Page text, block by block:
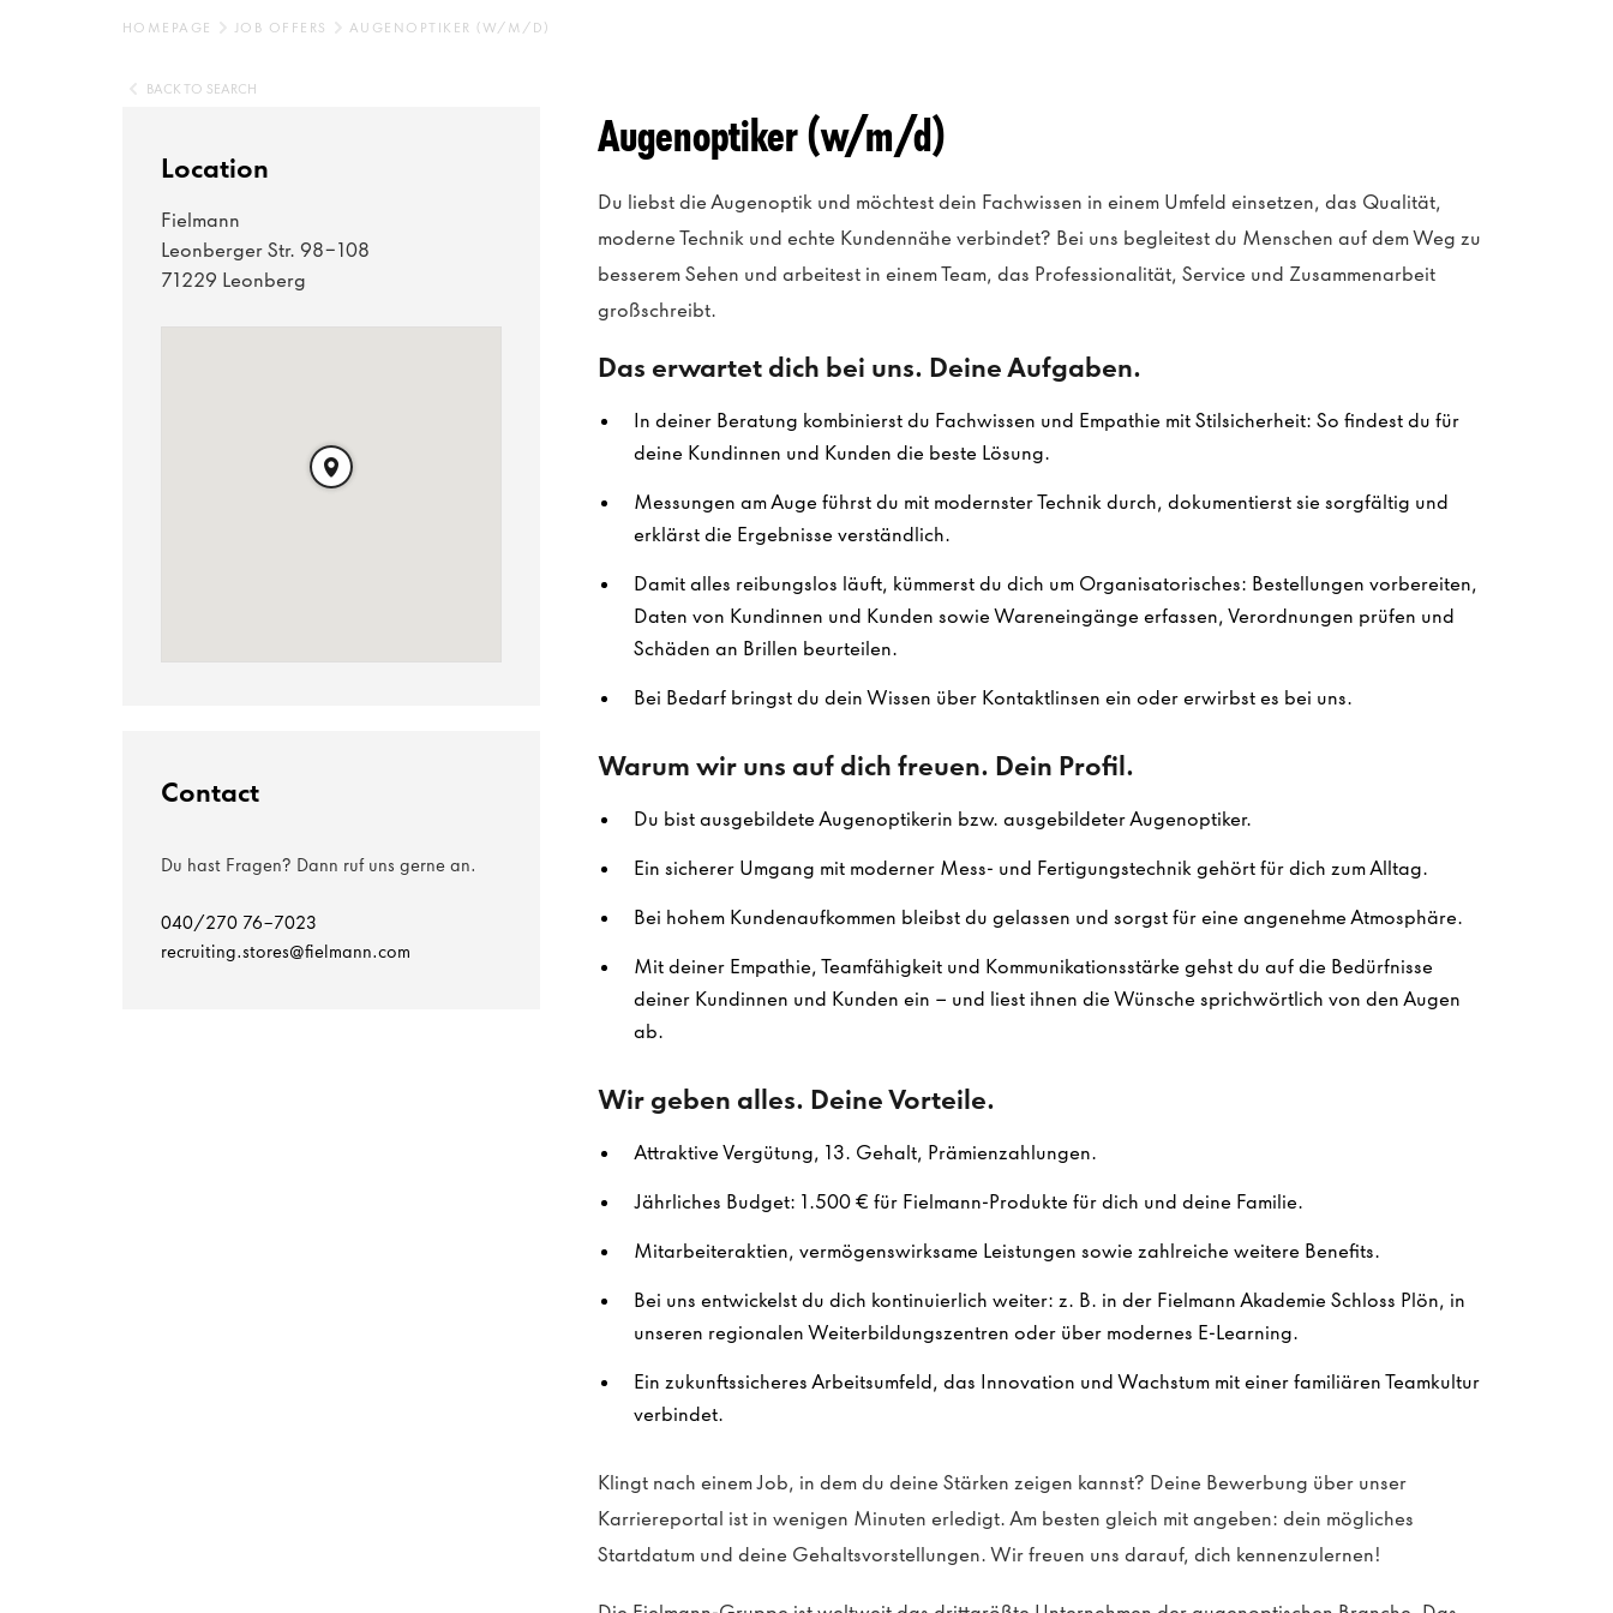
HOMEPAGE JOB OFFERS AUGENOPTIKER (W/M/D)
BACK TO SEARCH
Augenoptiker (w/m/d)
Du liebst die Augenoptik und möchtest dein Fachwissen in einem Umfeld einsetzen, das Qualität,
moderne Technik und echte Kundennähe verbindet? Bei uns begleitest du Menschen auf dem Weg zu
besserem Sehen und arbeitest in einem Team, das Professionalität, Service und Zusammenarbeit
großschreibt.
Das erwartet dich bei uns. Deine Aufgaben.
In deiner Beratung kombinierst du Fachwissen und Empathie mit Stilsicherheit: So findest du für
deine Kundinnen und Kunden die beste Lösung.
Messungen am Auge führst du mit modernster Technik durch, dokumentierst sie sorgfältig und
erklärst die Ergebnisse verständlich.
Damit alles reibungslos läuft, kümmerst du dich um Organisatorisches: Bestellungen vorbereiten,
Daten von Kundinnen und Kunden sowie Wareneingänge erfassen, Verordnungen prüfen und
Schäden an Brillen beurteilen.
Bei Bedarf bringst du dein Wissen über Kontaktlinsen ein oder erwirbst es bei uns.
Warum wir uns auf dich freuen. Dein Profil.
Du bist ausgebildete Augenoptikerin bzw. ausgebildeter Augenoptiker.
Ein sicherer Umgang mit moderner Mess- und Fertigungstechnik gehört für dich zum Alltag.
Bei hohem Kundenaufkommen bleibst du gelassen und sorgst für eine angenehme Atmosphäre.
Mit deiner Empathie, Teamfähigkeit und Kommunikationsstärke gehst du auf die Bedürfnisse
deiner Kundinnen und Kunden ein – und liest ihnen die Wünsche sprichwörtlich von den Augen
ab.
Wir geben alles. Deine Vorteile.
Attraktive Vergütung, 13. Gehalt, Prämienzahlungen.
Jährliches Budget: 1.500 € für Fielmann-Produkte für dich und deine Familie.
Mitarbeiteraktien, vermögenswirksame Leistungen sowie zahlreiche weitere Benefits.
Bei uns entwickelst du dich kontinuierlich weiter: z. B. in der Fielmann Akademie Schloss Plön, in
unseren regionalen Weiterbildungszentren oder über modernes E-Learning.
Ein zukunftssicheres Arbeitsumfeld, das Innovation und Wachstum mit einer familiären Teamkultur
verbindet.
Klingt nach einem Job, in dem du deine Stärken zeigen kannst? Deine Bewerbung über unser
Karriereportal ist in wenigen Minuten erledigt. Am besten gleich mit angeben: dein mögliches
Startdatum und deine Gehaltsvorstellungen. Wir freuen uns darauf, dich kennenzulernen!
Location
Fielmann
Leonberger Str. 98-108
71229 Leonberg
Contact
Du hast Fragen? Dann ruf uns gerne an.
040/270 76-7023
recruiting.stores@fielmann.com